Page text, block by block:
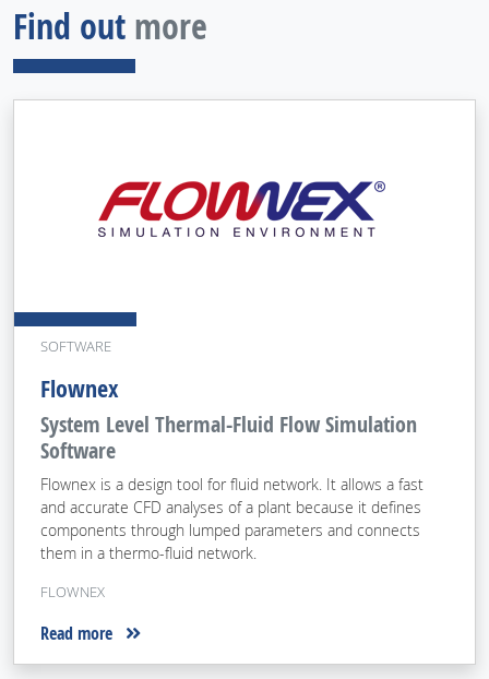
Find out more
SOFTWARE
Flownex
System Level Thermal-Fluid Flow Simulation
Software
Flownex is a design tool for fluid network. It allows a fast
and accurate CFD analyses of a plant because it defines
components through lumped parameters and connects
them in a thermo-fluid network.
FLOWNEX
Read more